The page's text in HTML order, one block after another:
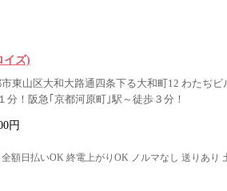
ズ)
東山区大和大路通四条下る大和町12 わたぢビ
分！阪急｢京都河原町｣駅～徒歩３分！
円
額日払いOK 終電上がりOK ノルマなし 送りあり